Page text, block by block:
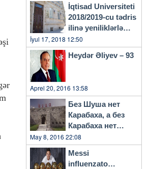
İqtisad Universiteti
2018/2019-cu tədris
ilinə yeniliklərlə
başlayacaq
İyul 17, 2018 12:50
Heydər Əliyev – 93
Aprel 20, 2016 13:58
Без Шуша нет
Карабаха, а без
Карабаха нет
Азербайджана…
May 8, 2016 22:08
Messi
influenzato…